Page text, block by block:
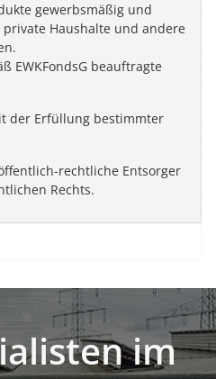
gewerbsmäßig und
Haushalte und andere
EWKFondsG beauftragte
der Erfüllung bestimmter
rechtliche Entsorger
Rechts.
im